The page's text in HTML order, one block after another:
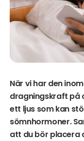
När vi har den
dragningskraft på
ett ljus som kan
sömnhormoner.
att du bör placera